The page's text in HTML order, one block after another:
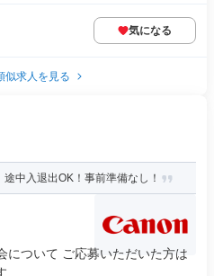
気になる
似求人を見る
中入退出OK！事前準備なし！
について ご応募いただいた方は